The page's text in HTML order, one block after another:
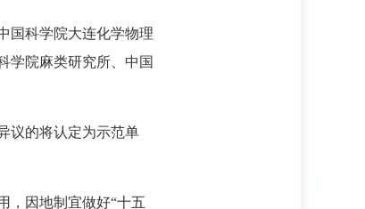
国科学院大连化学物理
学院麻类研究所、中国
议的将认定为示范单
，因地制宜做好“十五